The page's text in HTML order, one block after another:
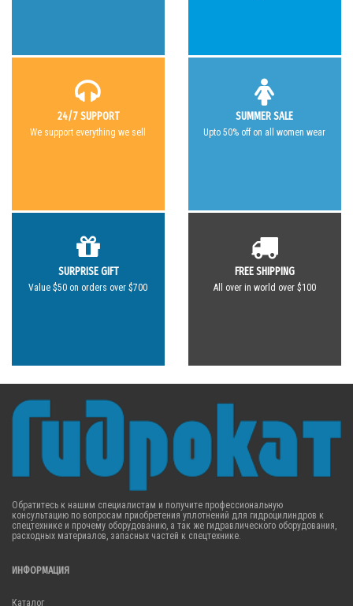
24/7 SUPPORT
We support everything we sell
SUMMER SALE
Upto 50% off on all women wear
SURPRISE GIFT
Value $50 on orders over $700
FREE SHIPPING
All over in world over $100
Обратитесь к нашим специалистам и получите профессиональную
консультацию по вопросам приобретения уплотнений для гидроцилиндров к
спецтехнике и прочему оборудованию, а так же гидравлического оборудования,
расходных материалов, запасных частей к спецтехнике.
ИНФОРМАЦИЯ
Каталог